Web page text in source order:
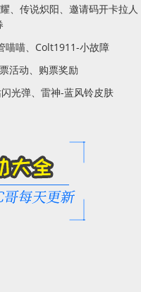
、传说炽阳、邀请码开卡拉人
喵喵、Colt1911-小故障
活动、购票奖励
光弹、雷神-蓝风铃皮肤